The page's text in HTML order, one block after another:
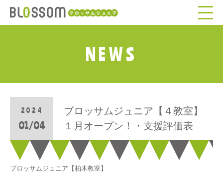
NEWS
2024
01/04
ブロッサムジュニア【４教室】
１月オープン！・支援評価表
ブロッサムジュニア【柏木教室】